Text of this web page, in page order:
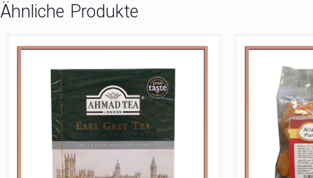
Ähnliche Produkte